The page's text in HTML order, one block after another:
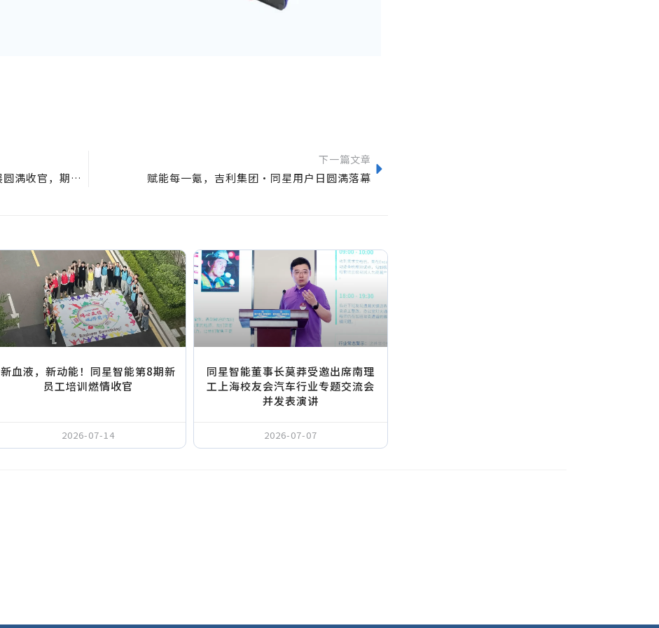
精彩回顾|同星智能2023上海汽车测试展圆满收官，期待明年再见！
下一篇文章
赋能每一氪，吉利集团·同星用户日圆满落幕
新血液，新动能！同星智能第8期新
员工培训燃情收官
2026-07-14
同星智能董事长莫莽受邀出席南理
工上海校友会汽车行业专题交流会
并发表演讲
2026-07-07